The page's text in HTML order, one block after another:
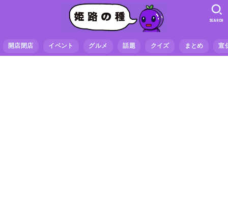
開店閉店 イベント グルメ 話題 クイズ まとめ 宣
SEARCH